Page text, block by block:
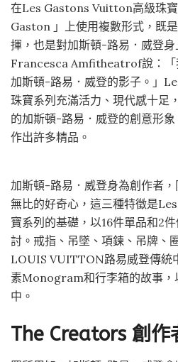
在Les Gastons Vuitton高級珠寶
Gaston 」上使用複數形式，既
揮，也是對加斯頓-路易．威登身
Francesca Amfitheatrof說：「
加斯頓-路易．威登的影子。」
珠寶系列充滿活力、現代感十足
的加斯頓-路易．威登的創意形
作出許多精品。
加斯頓-路易．威登身為創作者
無比的好奇心，這三種特徵是
寶系列的基礎，以16件單品和2
討。戒指、吊墜、項鍊、吊牌、
LOUIS VUITTON路易威登傳統
素Monogram和行李箱的故事，
中。
The Creators 創作